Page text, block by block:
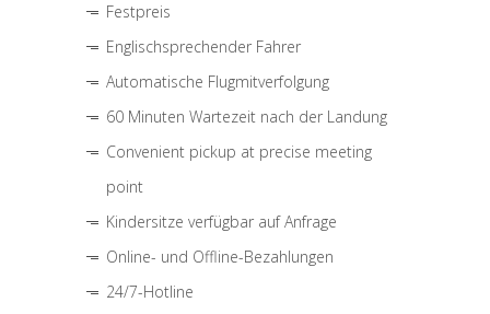
Festpreis
Englischsprechender Fahrer
Automatische Flugmitverfolgung
60 Minuten Wartezeit nach der Landung
Convenient pickup at precise meeting
point
Kindersitze verfügbar auf Anfrage
Online- und Offline-Bezahlungen
24/7-Hotline